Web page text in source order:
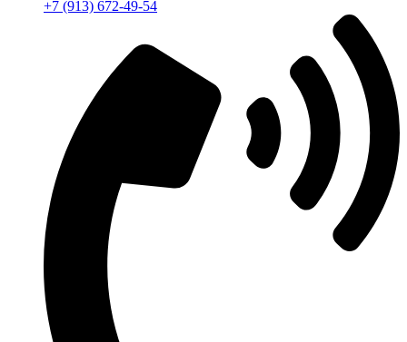
+7 (913) 672-49-54